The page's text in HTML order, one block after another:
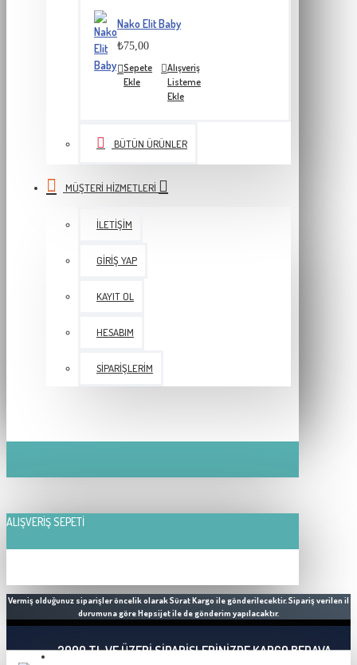
Nako Elit Baby
₺75,00
Sepete
Ekle
Alışveriş
Listeme
Ekle
BÜTÜN ÜRÜNLER
MÜŞTERI HIZMETLERI
İLETIŞIM
GIRIŞ YAP
KAYIT OL
HESABIM
SIPARIŞLERIM
ALIŞVERIŞ SEPETI
Vermiş olduğunuz siparişler öncelik olarak Sürat Kargo ile gönderilecektir. Sipariş verilen il
durumuna göre Hepsijet ile de gönderim yapılacaktır.
2000 TL VE ÜZERI SIPARIŞLERINIZDE KARGO BEDAVA